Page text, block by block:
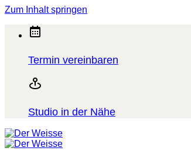
Zum Inhalt springen
Termin vereinbaren
Studio in der Nähe